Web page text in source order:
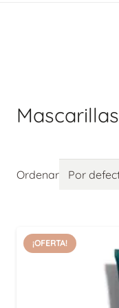
Mascarillas
Ordenar
¡OFERTA!